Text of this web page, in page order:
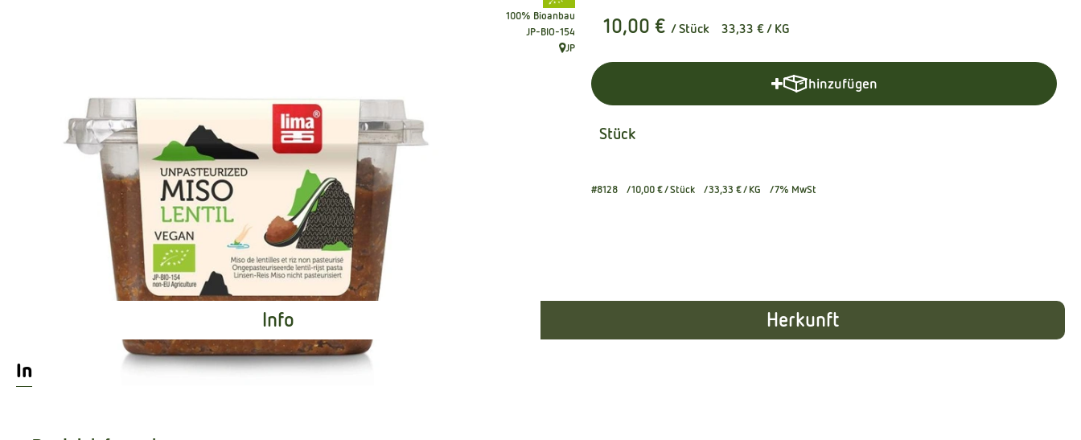
10,00 € / Stück 33,33 €/ KG
100% Bioanbau
, Kontrollstelle:
JP-BIO-154
, Herkunft:
JP
hinzufügen
Produkt zum Warenkorb hinzufügen
Stück
#8128 10,00 €/ Stück 33,33 €/ KG 7% MwSt
Info Herkunft
Info